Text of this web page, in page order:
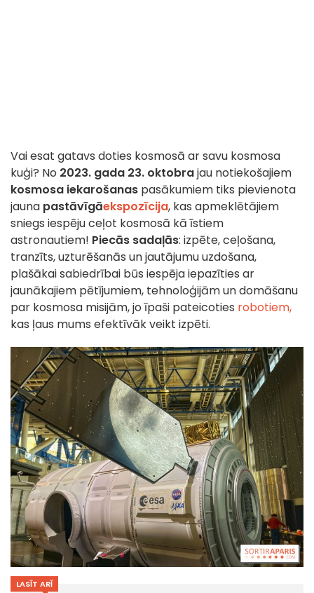
Vai esat gatavs doties kosmosā ar savu kosmosa
kuģi? No 2023. gada 23. oktobrajau notiekošajiem
kosmosa iekarošanas pasākumiem tiks pievienota
jauna pastāvīgāekspozīcija, kas apmeklētājiem
sniegs iespēju ceļot kosmosā kā īstiem
astronautiem! Piecās sadaļās: izpēte, ceļošana,
tranzīts, uzturēšanās un jautājumu uzdošana,
plašākai sabiedrībai būs iespēja iepazīties ar
jaunākajiem pētījumiem, tehnoloģijām un domāšanu
par kosmosa misijām, jo īpaši pateicoties robotiem,
kas ļaus mums efektīvāk veikt izpēti.
LASĪT ARĪ